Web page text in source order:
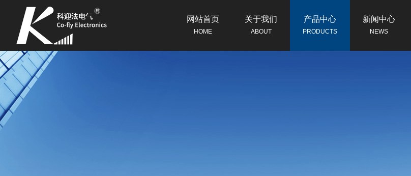
网站首页
HOME
关于我们
ABOUT
产品中心
PRODUCTS
新闻中心
NEWS